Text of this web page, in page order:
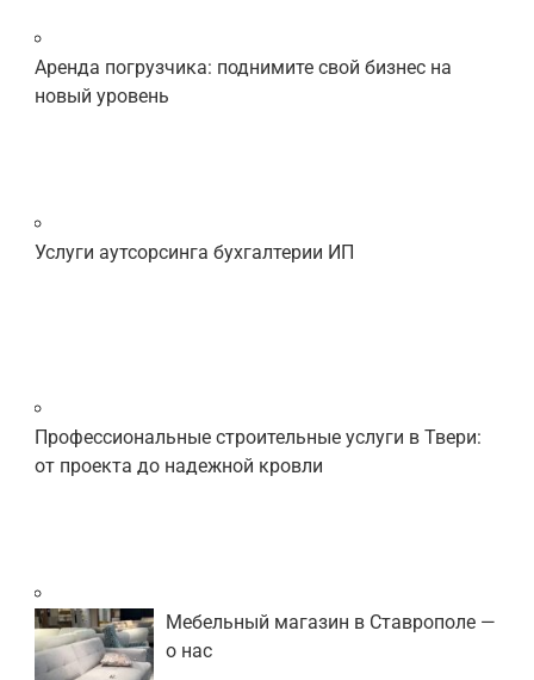
Аренда погрузчика: поднимите свой бизнес на
новый уровень
Услуги аутсорсинга бухгалтерии ИП
Профессиональные строительные услуги в Твери:
от проекта до надежной кровли
Мебельный магазин в Ставрополе —
о нас